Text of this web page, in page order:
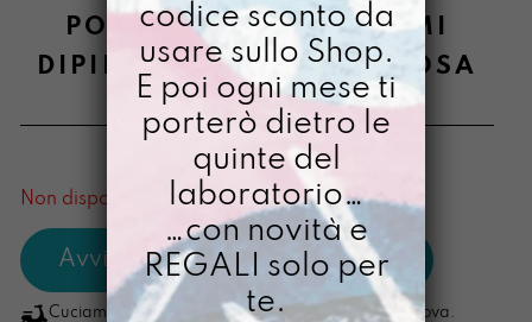
PORTACELLULINO LLUMI
DIPINTO A MANO OMBROSA
€44,00
[ Porta cellulare ]
Non disponibile al momento
Cuciamo ogni ordine nel nostro laboratorio di Padova.
codice sconto da
usare sullo Shop.
E poi ogni mese ti
porterò dietro le
quinte del
laboratorio…
…con novità e
REGALI solo per
te.